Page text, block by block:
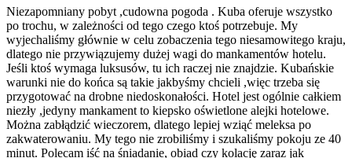
Niezapomniany pobyt ,cudowna pogoda . Kuba oferuje wszystko
po trochu, w zależności od tego czego ktoś potrzebuje. My
wyjechaliśmy głównie w celu zobaczenia tego niesamowitego kraju,
dlatego nie przywiązujemy dużej wagi do mankamentów hotelu.
Jeśli ktoś wymaga luksusów, tu ich raczej nie znajdzie. Kubańskie
warunki nie do końca są takie jakbyśmy chcieli ,więc trzeba się
przygotować na drobne niedoskonałości. Hotel jest ogólnie całkiem
niezły ,jedyny mankament to kiepsko oświetlone alejki hotelowe.
Można zabłądzić wieczorem, dlatego lepiej wziąć meleksa po
zakwaterowaniu. My tego nie zrobiliśmy i szukaliśmy pokoju ze 40
minut. Polecam iść na śniadanie, obiad czy kolację zaraz jak